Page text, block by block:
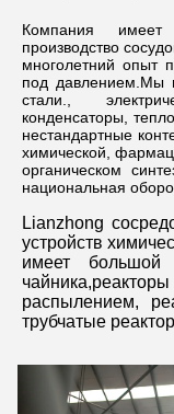
Компания
производство
многолетний опыт
под давлением.Мы
стали.,
конденсаторы,
нестандартные
химической,
органическом
национальная
Lianzhong
устройств
имеет большой
распылением,
трубчатые